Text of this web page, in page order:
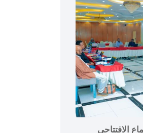
الافتتاحي